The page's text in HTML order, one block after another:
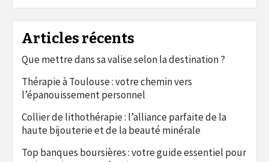
Articles récents
Que mettre dans sa valise selon la destination ?
Thérapie à Toulouse : votre chemin vers
l’épanouissement personnel
Collier de lithothérapie : l’alliance parfaite de la
haute bijouterie et de la beauté minérale
Top banques boursières : votre guide essentiel pour